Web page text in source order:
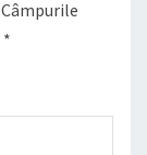
Câmpurile
*